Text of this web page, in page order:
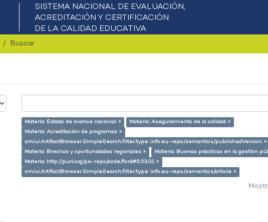
Buscar
Materia: Estado de avance nacional ×
Materia: Aseguramiento de la calidad ×
Materia: Acreditación de programas ×
xmlui.ArtifactBrowser.SimpleSearch.filter.type: info:eu-repo/semantics/publishedVersion ×
Materia: Brechas y oportunidades regionales ×
Materia: Buenas prácticas en la gestión
Materia: http://purl.org/pe-repo/ocde/ford#5.03.01 ×
xmlui.ArtifactBrowser.SimpleSearch.filter.type: info:eu-repo/semantics/article ×